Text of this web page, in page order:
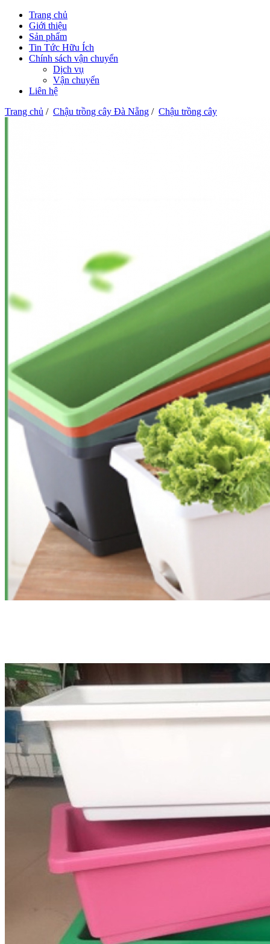
Trang chủ
Giới thiệu
Sản phẩm
Tin Tức Hữu Ích
Chính sách vận chuyển
Dịch vụ
Vận chuyển
Liên hệ
Trang chủ / Chậu trồng cây Đà Nẵng / Chậu trồng cây